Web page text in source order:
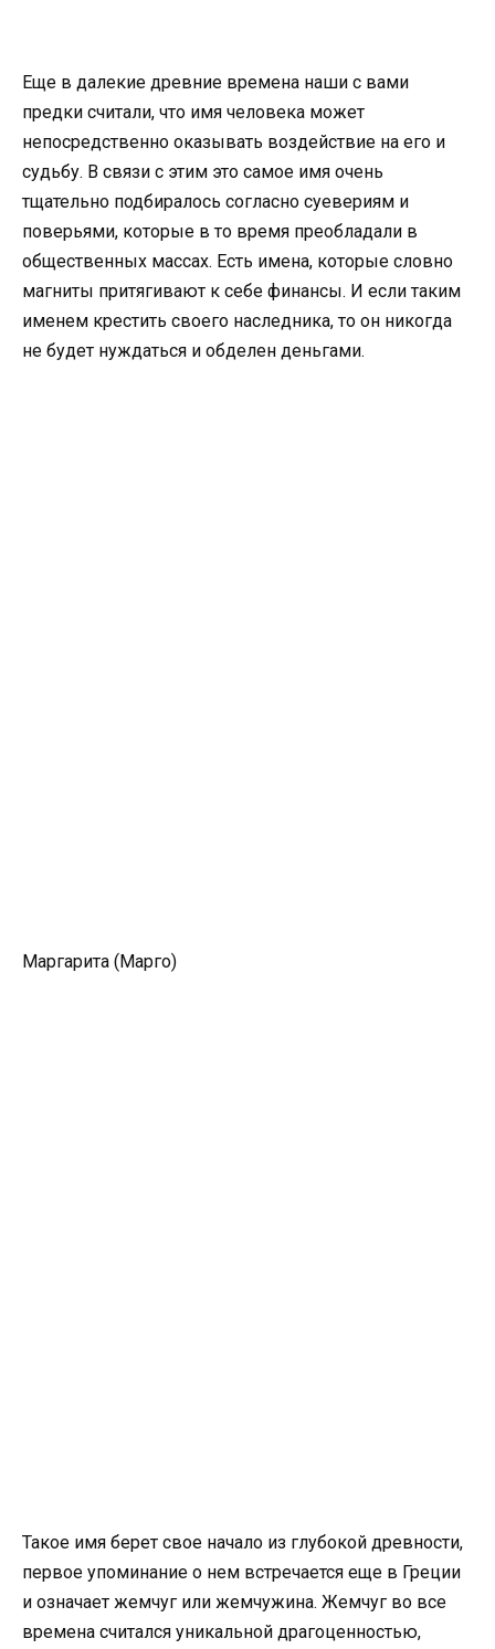
Еще в далекие древние времена наши с вами
предки считали, что имя человека может
непосредственно оказывать воздействие на его и
судьбу. В связи с этим это самое имя очень
тщательно подбиралось согласно суевериям и
поверьями, которые в то время преобладали в
общественных массах. Есть имена, которые словно
магниты притягивают к себе финансы. И если таким
именем крестить своего наследника, то он никогда
не будет нуждаться и обделен деньгами.
Маргарита (Марго)
Такое имя берет свое начало из глубокой древности,
первое упоминание о нем встречается еще в Греции
и означает жемчуг или жемчужина. Жемчуг во все
времена считался уникальной драгоценностью,